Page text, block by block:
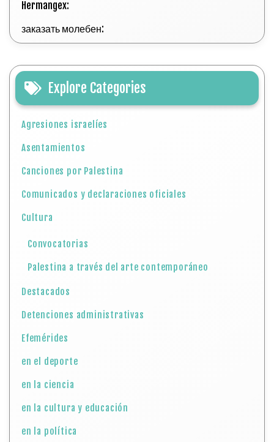
Hermangex:
заказать молебен:
Explore Categories
Agresiones israelíes
Asentamientos
Canciones por Palestina
Comunicados y declaraciones oficiales
Cultura
Convocatorias
Palestina a través del arte contemporáneo
Destacados
Detenciones administrativas
Efemérides
en el deporte
en la ciencia
en la cultura y educación
en la política